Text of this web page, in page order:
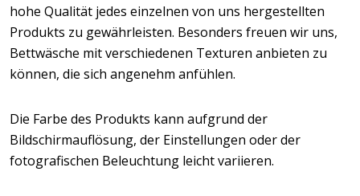
hohe Qualität jedes einzelnen von uns hergestellten
Produkts zu gewährleisten. Besonders freuen wir uns,
Bettwäsche mit verschiedenen Texturen anbieten zu
können, die sich angenehm anfühlen.
Die Farbe des Produkts kann aufgrund der
Bildschirmauflösung, der Einstellungen oder der
fotografischen Beleuchtung leicht variieren.